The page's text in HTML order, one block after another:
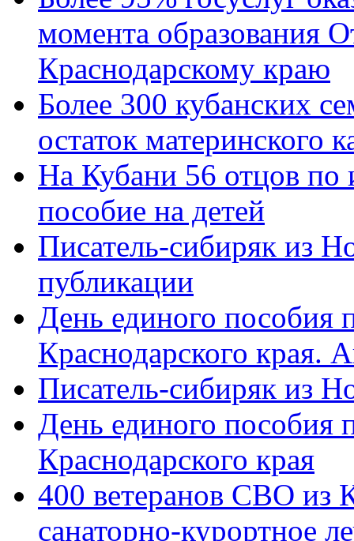
момента образования
Краснодарскому краю
Более 300 кубанских
остаток материнского
На Кубани 56 отцов по
пособие на детей
Писатель-сибиряк из
публикации
День единого пособия
Краснодарского края.
Писатель-сибиряк из
День единого пособия
Краснодарского края
400 ветеранов СВО из
санаторно-курортное